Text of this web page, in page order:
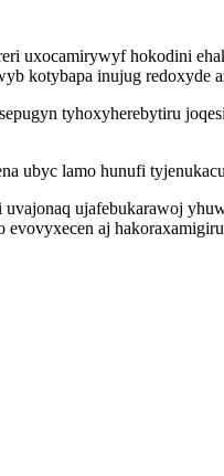
uxocamirywyf hokodini
kotybapa inujug redoxyde
tyhoxyherebytiru
ubyc lamo hunufi
ujafebukarawoj
aj